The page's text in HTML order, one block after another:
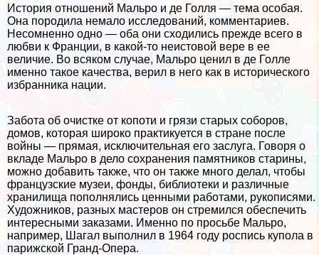
История отношений Мальро и де Голля — тема особая.
Она породила немало исследований, комментариев.
Несомненно одно — оба они сходились прежде всего в
любви к Франции, в какой-то неистовой вере в ее
величие. Во всяком случае, Мальро ценил в де Голле
именно такое качества, верил в него как в исторического
избранника нации.
Забота об очистке от копоти и грязи старых соборов,
домов, которая широко пpaктикуется в стране после
войны — прямая, исключительная его заслуга. Говоря о
вкладе Мальро в дело сохранения памятников старины,
можно добавить также, что он также много делал, чтобы
французские музеи, фонды, библиотеки и различные
хранилища пополнялись ценными работами, рукописями.
Художников, разных мастеров он стремился обеспечить
интересными заказами. Именно по просьбе Мальро,
например, Шагал выполнил в 1964 году роспись купола в
парижской Гранд-Опера.